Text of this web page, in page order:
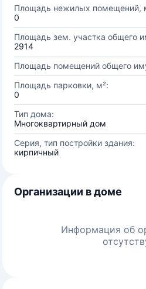
Площадь нежилых помещений,
0
Площадь зем. участка общего
2914
Площадь помещений общего
Площадь парковки, м²:
0
Тип дома:
Многоквартирный дом
Серия, тип постройки здания:
кирпичный
Организации в доме
Информация об